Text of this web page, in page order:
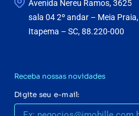
Avenida Nereu Ramos, 3625
sala 04 2º andar – Meia Praia,
Itapema – SC, 88.220-000
Receba nossas novidades
Digite seu e-mail: